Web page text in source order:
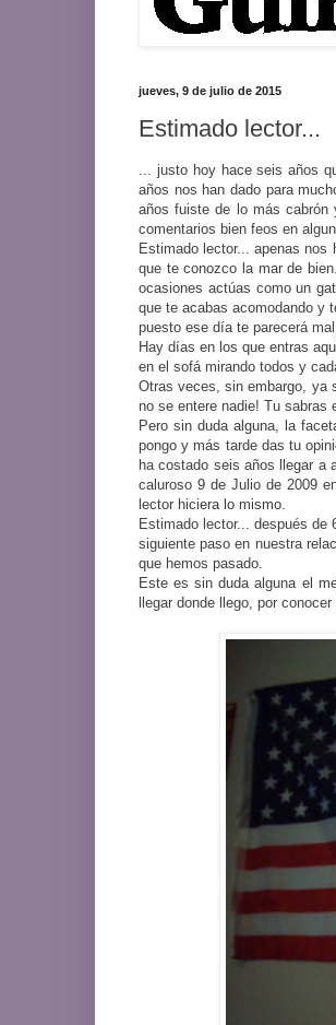
jueves, 9 de julio de 2015
Estimado lector...
... justo hoy hace seis años
años nos han dado para
años fuiste de lo más cabrón
comentarios bien feos en
Estimado lector... apenas nos
que te conozco la mar de
ocasiones actúas como un
que te acabas acomodando y
puesto ese día te parecerá
Hay días en los que entras
en el sofá mirando todos y
Otras veces, sin embargo, ya
no se entere nadie! Tu
Pero sin duda alguna, la
pongo y más tarde das tu
ha costado seis años llegar
caluroso 9 de Julio de 2009
lector hiciera lo mismo.
Estimado lector... después de
siguiente paso en nuestra
que hemos pasado.
Este es sin duda alguna el
llegar donde llego, por